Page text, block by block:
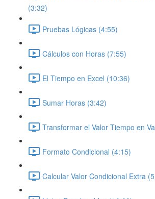
(3:32)
Pruebas Lógicas (4:55)
Cálculos con Horas (7:55)
El Tiempo en Excel (10:36)
Sumar Horas (3:42)
Transformar el Valor Tiempo en
Formato Condicional (4:15)
Calcular Valor Condicional Extra